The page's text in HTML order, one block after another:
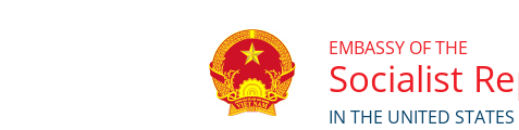
EMBASSY OF THE
Socialist
IN THE UNITED